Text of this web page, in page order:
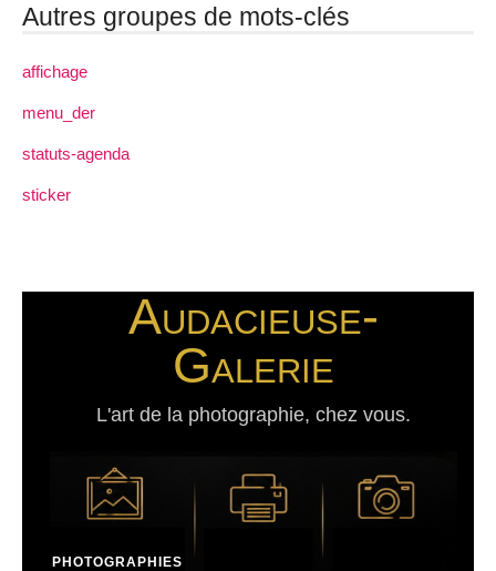
Autres groupes de mots-clés
affichage
menu_der
statuts-agenda
sticker
Audacieuse-
Galerie
L'art de la photographie, chez vous.
PHOTOGRAPHIES